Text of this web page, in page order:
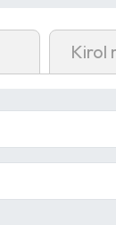
Kirol